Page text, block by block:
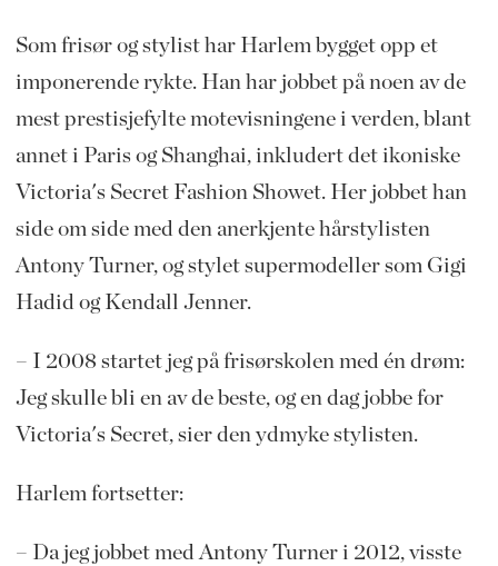
Som frisør og stylist har Harlem bygget opp et
imponerende rykte. Han har jobbet på noen av de
mest prestisjefylte motevisningene i verden, blant
annet i Paris og Shanghai, inkludert det ikoniske
Victoria's Secret Fashion Showet. Her jobbet han
side om side med den anerkjente hårstylisten
Antony Turner, og stylet supermodeller som Gigi
Hadid og Kendall Jenner.
– I 2008 startet jeg på frisørskolen med én drøm:
Jeg skulle bli en av de beste, og en dag jobbe for
Victoria's Secret, sier den ydmyke stylisten.
Harlem fortsetter:
– Da jeg jobbet med Antony Turner i 2012, visste